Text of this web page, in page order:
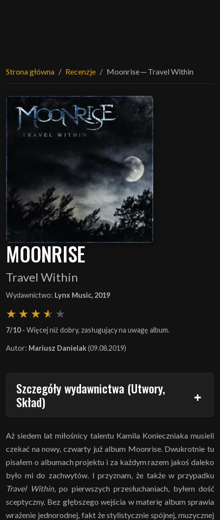
Strona główna Recenzje Moonrise ─ Travel Within
MOONRISE
Travel Within
Wydawnictwo: Lynx Music, 2019
7/10- Więcej niż dobry, zasługujący na uwagę album.
Autor: Mariusz Danielak(09.08.2019)
Szczegóły wydawnictwa (Utwory,
Skład)
Aż siedem lat miłośnicy talentu Kamila Konieczniaka musieli
czekać na nowy, czwarty już album Moonrise. Dwukrotnie tu
pisałem o albumach projektu i za każdym razem jakoś daleko
było mi do zachwytów. I przyznam, że także w przypadku
Travel Within, po pierwszych przesłuchaniach, byłem dość
sceptyczny. Bez głębszego wejścia w materię album sprawia
wrażenie jednorodnej, fakt że stylistycznie spójnej, muzycznej